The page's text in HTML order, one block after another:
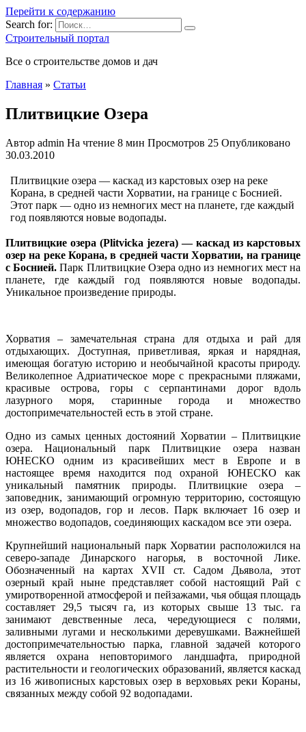
Перейти к содержанию
Search for:
Строительный портал
Все о строительстве домов и дач
Главная » Статьи
Плитвицкие Озера
Автор admin На чтение 8 мин Просмотров 25 Опубликовано
30.03.2010
Плитвицкие озера — каскад из карстовых озер на реке
Корана, в средней части Хорватии, на границе с Боснией.
Этот парк — одно из немногих мест на планете, где каждый
год появляются новые водопады.
Плитвицкие озера (Plitvicka jezera) — каскад из карстовых
озер на реке Корана, в средней части Хорватии, на границе
с Боснией. Парк Плитвицкие Озера одно из немногих мест на
планете, где каждый год появляются новые водопады.
Уникальное произведение природы.
Хорватия – замечательная страна для отдыха и рай для
отдыхающих. Доступная, приветливая, яркая и нарядная,
имеющая богатую историю и необычайной красоты природу.
Великолепное Адриатическое море с прекрасными пляжами,
красивые острова, горы с серпантинами дорог вдоль
лазурного моря, старинные города и множество
достопримечательностей есть в этой стране.
Одно из самых ценных достояний Хорватии – Плитвицкие
озера. Национальный парк Плитвицкие озера назван
ЮНЕСКО одним из красивейших мест в Европе и в
настоящее время находится под охраной ЮНЕСКО как
уникальный памятник природы. Плитвицкие озера –
заповедник, занимающий огромную территорию, состоящую
из озер, водопадов, гор и лесов. Парк включает 16 озер и
множество водопадов, соединяющих каскадом все эти озера.
Крупнейший национальный парк Хорватии расположился на
северо-западе Динарского нагорья, в восточной Лике.
Обозначенный на картах XVII ст. Садом Дьявола, этот
озерный край ныне представляет собой настоящий Рай с
умиротворенной атмосферой и пейзажами, чья общая площадь
составляет 29,5 тысяч га, из которых свыше 13 тыс. га
занимают девственные леса, чередующиеся с полями,
заливными лугами и несколькими деревушками. Важнейшей
достопримечательностью парка, главной задачей которого
является охрана неповторимого ландшафта, природной
растительности и геологических образований, является каскад
из 16 живописных карстовых озер в верховьях реки Кораны,
связанных между собой 92 водопадами.